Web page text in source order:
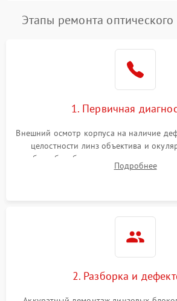
Этапы ремонта
1. Первичная
Внешний осмотр корпуса на наличие
целостности линз объектива и
работы барабанчиков ввода поправок,
параллакса и зума. Выявление
Подробнее
2. Разборка и